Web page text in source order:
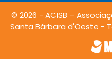
© 2026 - ACISB –
Santa Bárbara d'Oeste -